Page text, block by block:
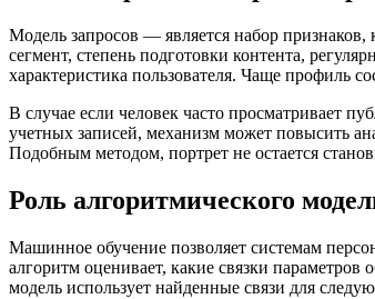
Модель запросов — является набор
сегмент, степень подготовки контента,
характеристика пользователя. Чаще профиль
В случае если человек часто просматривает
учетных записей, механизм может повысить
Подобным методом, портрет не остается
Роль алгоритмического
Машинное обучение позволяет системам
алгоритм оценивает, какие связки
модель использует найденные связи для